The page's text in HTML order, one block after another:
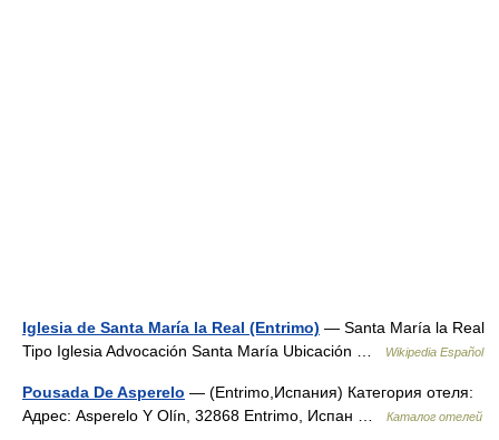
Iglesia de Santa María la Real (Entrimo) — Santa María la Real
Tipo Iglesia Advocación Santa María Ubicación …
Wikipedia Español
Pousada De Asperelo — (Entrimo,Испания) Категория отеля:
Адрес: Asperelo Y Olín, 32868 Entrimo, Испан …
Каталог отелей